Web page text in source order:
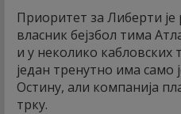
Приоритет за Либерти
власник бејзбол тима
и у неколико кабловских
један тренутно има само
Остину, али компанија
трку.